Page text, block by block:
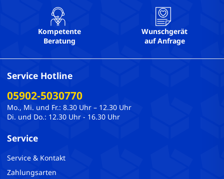
Kompetente
Beratung
Wunschgerät
auf Anfrage
Service Hotline
05902-5030770
Mo., Mi. und Fr.: 8.30 Uhr – 12.30 Uhr
Di. und Do.: 12.30 Uhr - 16.30 Uhr
Service
Service & Kontakt
Zahlungsarten